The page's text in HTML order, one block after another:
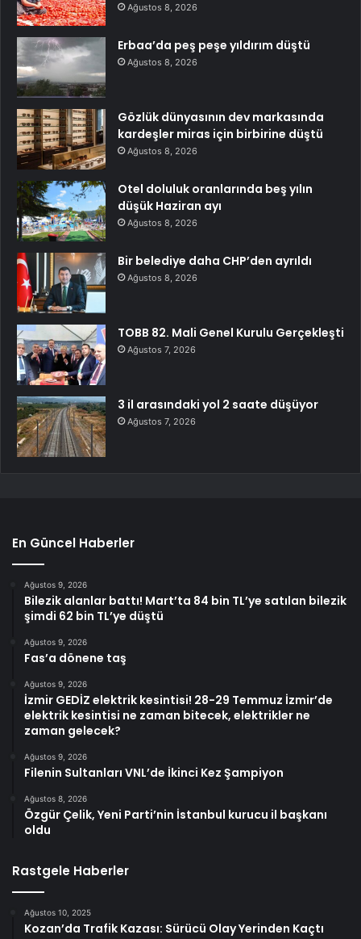
Ağustos 8, 2026
Erbaa’da peş peşe yıldırım düştü
Ağustos 8, 2026
Gözlük dünyasının dev markasında
kardeşler miras için birbirine düştü
Ağustos 8, 2026
Otel doluluk oranlarında beş yılın
düşük Haziran ayı
Ağustos 8, 2026
Bir belediye daha CHP’den ayrıldı
Ağustos 8, 2026
TOBB 82. Mali Genel Kurulu Gerçekleşti
Ağustos 7, 2026
3 il arasındaki yol 2 saate düşüyor
Ağustos 7, 2026
En Güncel Haberler
Ağustos 9, 2026
Bilezik alanlar battı! Mart’ta 84 bin TL’ye satılan bilezik
şimdi 62 bin TL’ye düştü
Ağustos 9, 2026
Fas’a dönene taş
Ağustos 9, 2026
İzmir GEDİZ elektrik kesintisi! 28-29 Temmuz İzmir’de
elektrik kesintisi ne zaman bitecek, elektrikler ne
zaman gelecek?
Ağustos 9, 2026
Filenin Sultanları VNL’de İkinci Kez Şampiyon
Ağustos 8, 2026
Özgür Çelik, Yeni Parti’nin İstanbul kurucu il başkanı
oldu
Rastgele Haberler
Ağustos 10, 2025
Kozan’da Trafik Kazası: Sürücü Olay Yerinden Kaçtı